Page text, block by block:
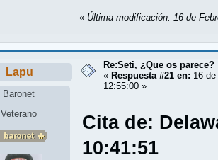
« Última modificación: 16 de
Lapu
Baronet
Veterano
Re:Seti, ¿Que os parece?
« Respuesta #21 en: 16
12:55:00 »
Cita de:
10:41:51